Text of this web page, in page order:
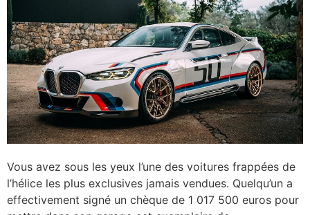
Vous avez sous les yeux l’une des voitures frappées de
l’hélice les plus exclusives jamais vendues. Quelqu’un a
effectivement signé un chèque de 1 017 500 euros pour